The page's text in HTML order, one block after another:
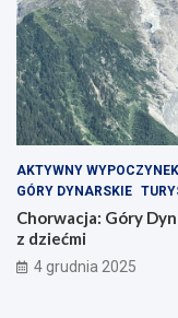
AKTYWNY WYPOCZYNEK
GÓRY DYNARSKIE
Chorwacja: Góry
z dziećmi
4 grudnia 2025